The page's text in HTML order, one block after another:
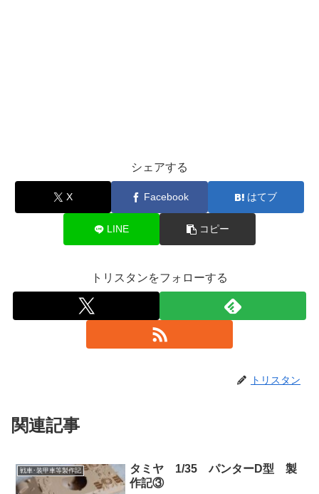
シェアする
X Facebook はてブ
LINE コピー
トリスタンをフォローする
トリスタン
関連記事
戦車･装甲車等製作記
タミヤ 1/35 パンターD型 製
作記③